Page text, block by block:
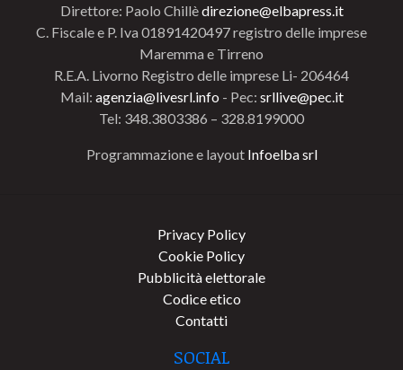
Direttore: Paolo Chillèdirezione@elbapress.it
C. Fiscale e P. Iva 01891420497 registro delle imprese
Maremma e Tirreno
R.E.A. Livorno Registro delle imprese Li- 206464
Mail: agenzia@livesrl.info - Pec: srllive@pec.it
Tel: 348.3803386 – 328.8199000
Programmazione e layout Infoelba srl
Privacy Policy
Cookie Policy
Pubblicità elettorale
Codice etico
Contatti
SOCIAL